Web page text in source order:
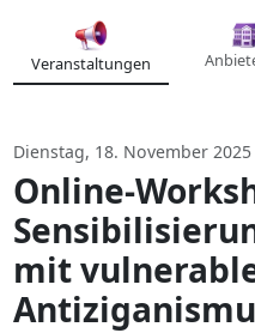
Veranstaltungen
Dienstag, 18. November 2025
Online-
mit